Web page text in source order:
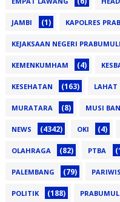
JAMBI (1) KAPOLRES
KEJAKSAAN NEGERI
KEMENKUMHAM (4)
KESEHATAN (163) LAHAT
MURATARA (8) MUSI
NEWS (4342) OKI (4)
OLAHRAGA (82) PTBA
PALEMBANG (79)
POLITIK (188)